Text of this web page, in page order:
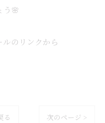
う🌸
のリンクから
る 次のページ >